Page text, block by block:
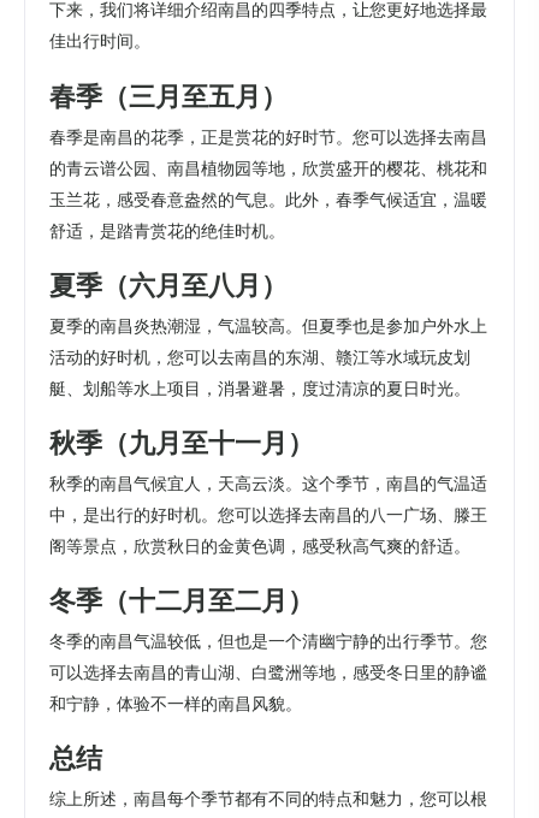
下来，我们将详细介绍南昌的四季特点，让您更好地选择最
佳出行时间。
春季（三月至五月）
春季是南昌的花季，正是赏花的好时节。您可以选择去南昌
的青云谱公园、南昌植物园等地，欣赏盛开的樱花、桃花和
玉兰花，感受春意盎然的气息。此外，春季气候适宜，温暖
舒适，是踏青赏花的绝佳时机。
夏季（六月至八月）
夏季的南昌炎热潮湿，气温较高。但夏季也是参加户外水上
活动的好时机，您可以去南昌的东湖、赣江等水域玩皮划
艇、划船等水上项目，消暑避暑，度过清凉的夏日时光。
秋季（九月至十一月）
秋季的南昌气候宜人，天高云淡。这个季节，南昌的气温适
中，是出行的好时机。您可以选择去南昌的八一广场、滕王
阁等景点，欣赏秋日的金黄色调，感受秋高气爽的舒适。
冬季（十二月至二月）
冬季的南昌气温较低，但也是一个清幽宁静的出行季节。您
可以选择去南昌的青山湖、白鹭洲等地，感受冬日里的静谧
和宁静，体验不一样的南昌风貌。
总结
综上所述，南昌每个季节都有不同的特点和魅力，您可以根